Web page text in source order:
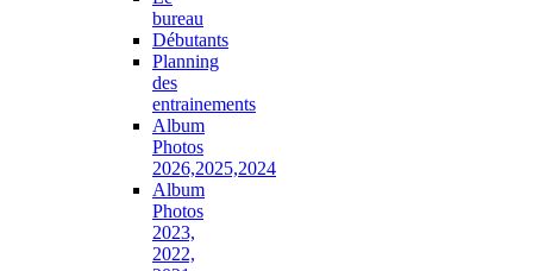
bureau
Débutants
Planning
des
entrainements
Album
Photos
2026,2025,2024
Album
Photos
2023,
2022,